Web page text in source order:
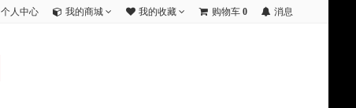
个人中心 我的商城 我的收藏 购物车 0 消息